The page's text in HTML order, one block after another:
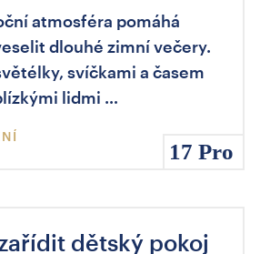
17 Pro
atmosféra pomáhá
dlouhé zimní večery.
svíčkami a časem
lidmi …
dětský pokoj